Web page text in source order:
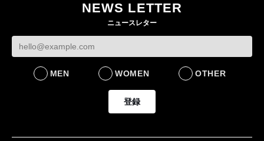
LIFESTYLE
社長 「のんびりした
ら先はない」“前進”す
BUSINESS
BUSINESS
NEWS LETTER
ニュースレター
MEN WOMEN OTHER
登録